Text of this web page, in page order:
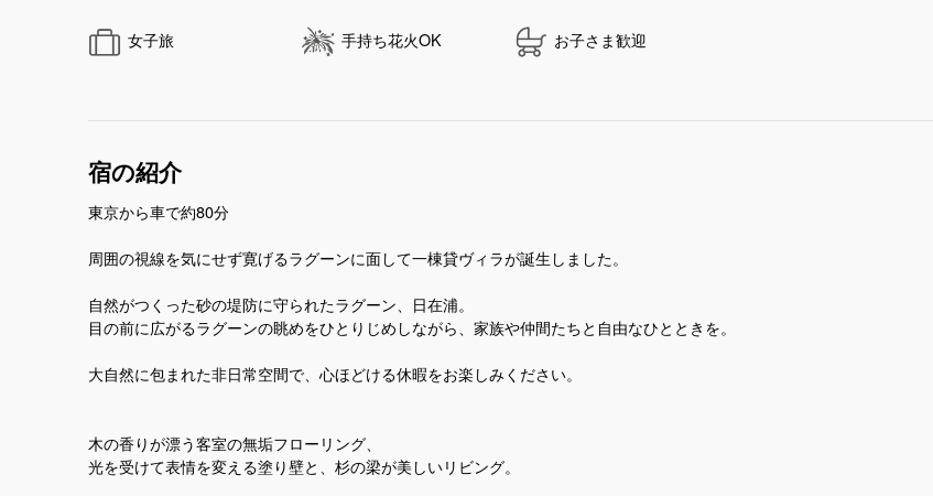
女子旅 手持ち花火OK お子さま歓迎
宿の紹介
東京から車で約80分
周囲の視線を気にせず寛げるラグーンに面して一棟貸ヴィラが誕生しました。
自然がつくった砂の堤防に守られたラグーン、日在浦。
目の前に広がるラグーンの眺めをひとりじめしながら、家族や仲間たちと自由なひとときを。
大自然に包まれた非日常空間で、心ほどける休暇をお楽しみください。
木の香りが漂う客室の無垢フローリング、
光を受けて表情を変える塗り壁と、杉の梁が美しいリビング。